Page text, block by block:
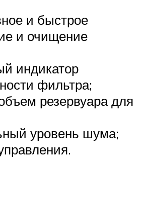
и быстрое
и очищение
индикатор
фильтра;
резервуара для
уровень шума;